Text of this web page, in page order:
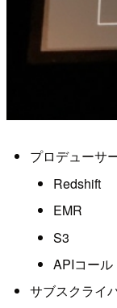
プロデューサ
Redshift
EMR
S3
APIコール
サブスクライ